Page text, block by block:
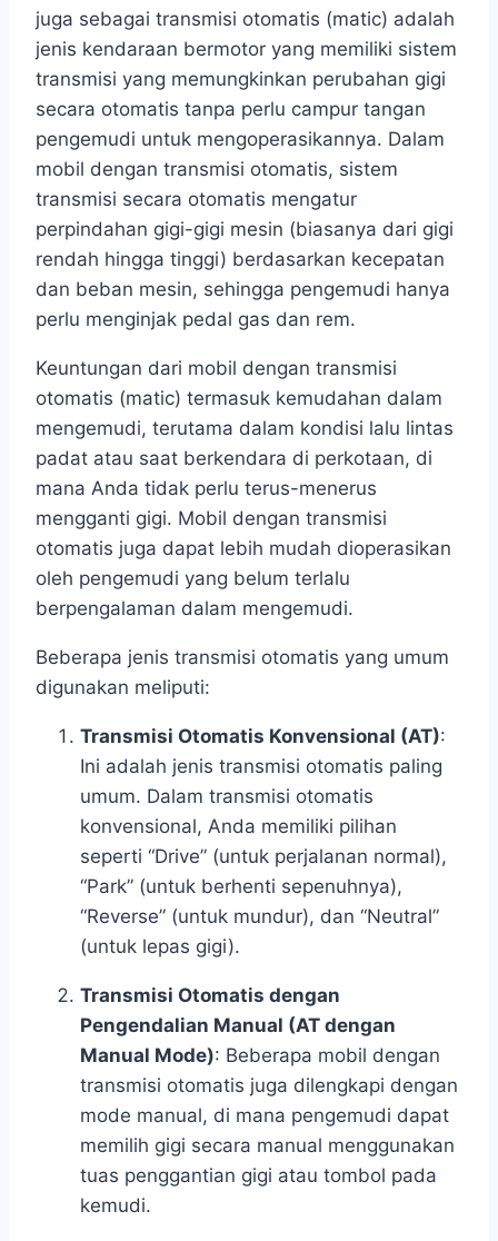
juga sebagai transmisi otomatis (matic) adalah
jenis kendaraan bermotor yang memiliki sistem
transmisi yang memungkinkan perubahan gigi
secara otomatis tanpa perlu campur tangan
pengemudi untuk mengoperasikannya. Dalam
mobil dengan transmisi otomatis, sistem
transmisi secara otomatis mengatur
perpindahan gigi-gigi mesin (biasanya dari gigi
rendah hingga tinggi) berdasarkan kecepatan
dan beban mesin, sehingga pengemudi hanya
perlu menginjak pedal gas dan rem.
Keuntungan dari mobil dengan transmisi
otomatis (matic) termasuk kemudahan dalam
mengemudi, terutama dalam kondisi lalu lintas
padat atau saat berkendara di perkotaan, di
mana Anda tidak perlu terus-menerus
mengganti gigi. Mobil dengan transmisi
otomatis juga dapat lebih mudah dioperasikan
oleh pengemudi yang belum terlalu
berpengalaman dalam mengemudi.
Beberapa jenis transmisi otomatis yang umum
digunakan meliputi:
Transmisi Otomatis Konvensional (AT):
Ini adalah jenis transmisi otomatis paling
umum. Dalam transmisi otomatis
konvensional, Anda memiliki pilihan
seperti “Drive” (untuk perjalanan normal),
“Park” (untuk berhenti sepenuhnya),
“Reverse” (untuk mundur), dan “Neutral”
(untuk lepas gigi).
Transmisi Otomatis dengan
Pengendalian Manual (AT dengan
Manual Mode): Beberapa mobil dengan
transmisi otomatis juga dilengkapi dengan
mode manual, di mana pengemudi dapat
memilih gigi secara manual menggunakan
tuas penggantian gigi atau tombol pada
kemudi.